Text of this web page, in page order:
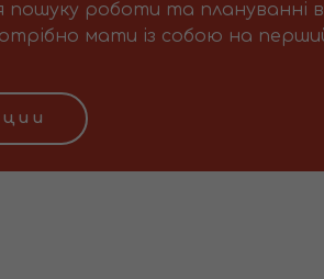
пошуку роботи та плануванні
мати із собою на